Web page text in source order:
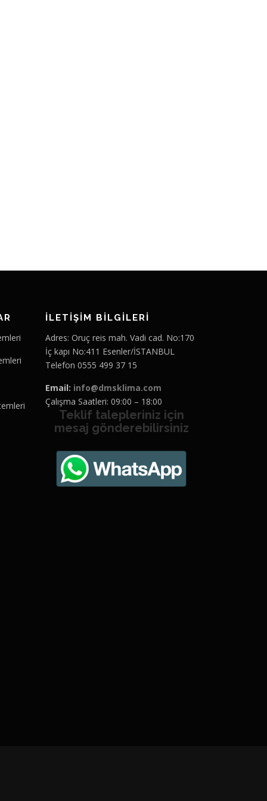
İLETİŞİM BİLGİLERİ
Adres: Oruç reis mah. Vadi cad. No:170
İç kapı No:411 Esenler/İSTANBUL
Telefon 0555 499 37 15
Email: info@dmsklima.com
Çalışma Saatleri: 09:00 – 18:00
Teklif talepleriniz için
mesaj gönderebilirsiniz